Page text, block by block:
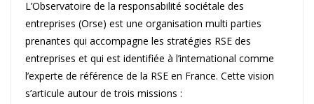
L’Observatoire de la responsabilité sociétale des
entreprises (Orse) est une organisation multi parties
prenantes qui accompagne les stratégies RSE des
entreprises et qui est identifiée à l’international comme
l’experte de référence de la RSE en France. Cette vision
s’articule autour de trois missions :